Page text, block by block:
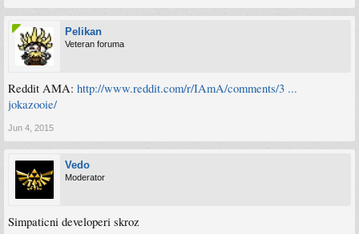
Pelikan
Veteran foruma
Reddit AMA: http://www.reddit.com/r/IAmA/comments/3 ...
jokazooie/
Jun 4, 2015
Vedo
Moderator
Simpaticni developeri skroz